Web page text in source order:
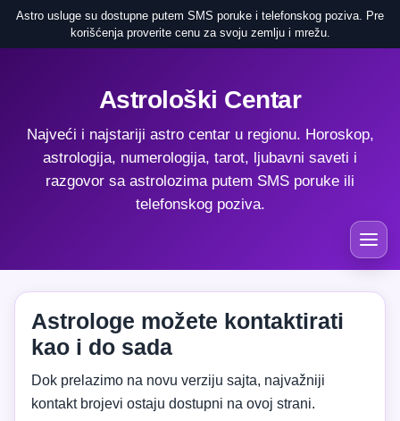
Astro usluge su dostupne putem SMS poruke i telefonskog poziva. Pre
korišćenja proverite cenu za svoju zemlju i mrežu.
Astrološki Centar
Najveći i najstariji astro centar u regionu. Horoskop,
astrologija, numerologija, tarot, ljubavni saveti i
razgovor sa astrolozima putem SMS poruke ili
telefonskog poziva.
Astrologe možete kontaktirati
kao i do sada
Dok prelazimo na novu verziju sajta, najvažniji
kontakt brojevi ostaju dostupni na ovoj strani.